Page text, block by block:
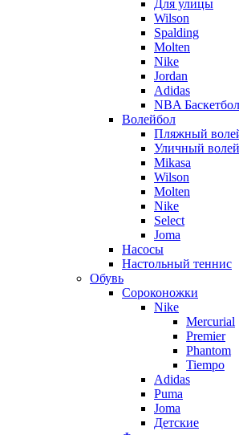
Для улицы
Wilson
Spalding
Molten
Nike
Jordan
Adidas
NBA
Волейбол
Пляжный
Уличный
Mikasa
Wilson
Molten
Nike
Select
Joma
Насосы
Настольный теннис
Обувь
Сороконожки
Nike
Mercurial
Premier
Phantom
Tiempo
Adidas
Puma
Joma
Детские